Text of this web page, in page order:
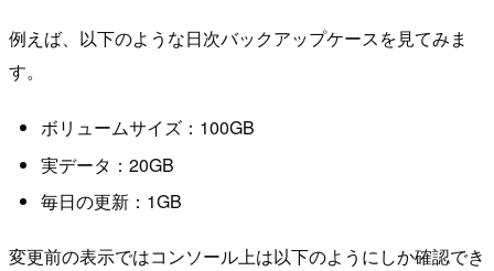
例えば、以下のような日次バックアップケースを見てみま
す。
ボリュームサイズ：100GB
実データ：20GB
毎日の更新：1GB
変更前の表示ではコンソール上は以下のようにしか確認でき